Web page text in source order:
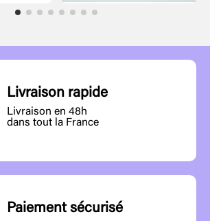
Livraison rapide
Livraison en 48h
dans tout la France
Paiement sécurisé